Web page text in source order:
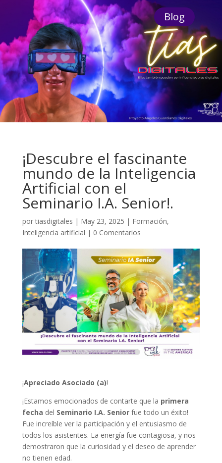
Blog
¡Descubre el fascinante
mundo de la Inteligencia
Artificial con el
Seminario I.A. Senior!.
portiasdigitales | May 23, 2025 | Formación,
Inteligencia artificial | 0 Comentarios
¡Apreciado Asociado (a)!
¡Estamos emocionados de contarte que la primera
fecha del Seminario I.A. Seniorfue todo un éxito!
Fue increíble ver la participación y el entusiasmo de
todos los asistentes. La energía fue contagiosa, y nos
demostraron que la curiosidad y el deseo de aprender
no tienen edad.